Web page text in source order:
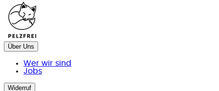
Über Uns
Wer wir sind
Jobs
Widerruf